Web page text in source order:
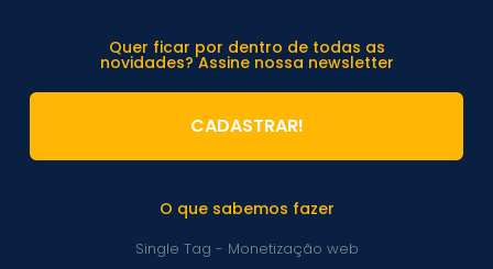
O que sabemos fazer
Single Tag - Monetização web
Quer ficar por dentro de todas as
novidades? Assine nossa newsletter
CADASTRAR!